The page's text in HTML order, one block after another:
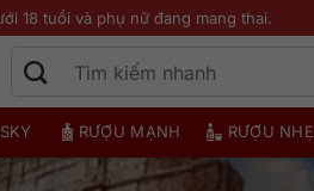
18 tuổi và phụ nữ đang mang thai.
RƯỢU MẠNH RƯỢU NHẸ